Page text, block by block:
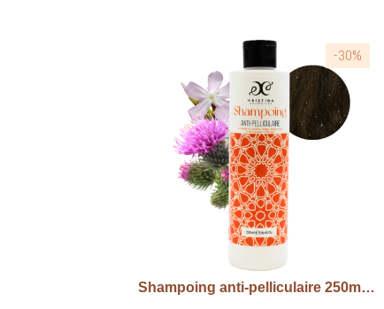
Aperçu rapide
-30%
Shampoing anti-pelliculaire 250ml 100% naturel